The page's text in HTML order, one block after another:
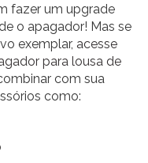
fazer um upgrade
o apagador! Mas se
exemplar, acesse
para lousa de
com sua
como: